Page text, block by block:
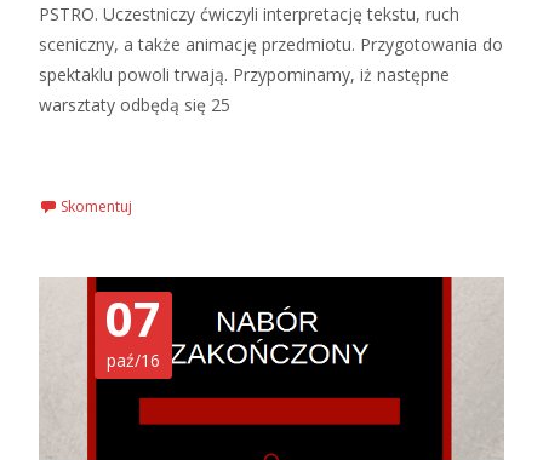
PSTRO. Uczestniczy ćwiczyli interpretację tekstu, ruch
sceniczny, a także animację przedmiotu. Przygotowania do
spektaklu powoli trwają. Przypominamy, iż następne
warsztaty odbędą się 25
Skomentuj
07
paź/16